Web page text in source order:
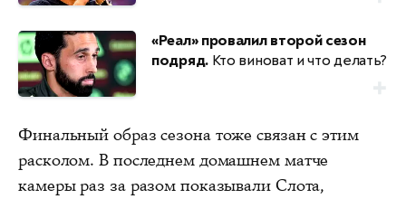
«Реал» провалил второй сезон
подряд.Кто виноват и что делать?
Финальный образ сезона тоже связан с этим
расколом. В последнем домашнем матче
камеры раз за разом показывали Слота,